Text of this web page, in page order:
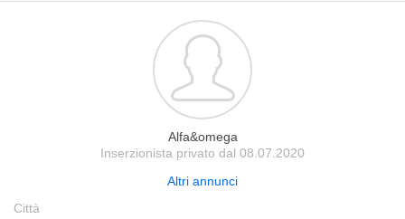
Alfa&omega
Inserzionista privato dal 08.07.2020
Altri annunci
Città